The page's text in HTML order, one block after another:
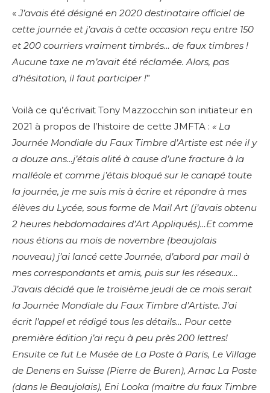
«J’avais été désigné en 2020 destinataire officiel de
cette journée et j’avais à cette occasion reçu entre 150
et 200 courriers vraiment timbrés… de faux timbres !
Aucune taxe ne m’avait été réclamée. Alors, pas
d’hésitation, il faut participer !”
Voilà ce qu’écrivait Tony Mazzocchin son initiateur en
2021 à propos de l’histoire de cette JMFTA : « La
Journée Mondiale du Faux Timbre d’Artiste est née il y
a douze ans…j’étais alité à cause d’une fracture à la
malléole et comme j’étais bloqué sur le canapé toute
la journée, je me suis mis à écrire et répondre à mes
élèves du Lycée, sous forme de Mail Art (j’avais obtenu
2 heures hebdomadaires d’Art Appliqués)…Et comme
nous étions au mois de novembre (beaujolais
nouveau) j’ai lancé cette Journée, d’abord par mail à
mes correspondants et amis, puis sur les réseaux…
J’avais décidé que le troisième jeudi de ce mois serait
la Journée Mondiale du Faux Timbre d’Artiste. J’ai
écrit l’appel et rédigé tous les détails… Pour cette
première édition j’ai reçu à peu près 200 lettres!
Ensuite ce fut Le Musée de La Poste à Paris, Le Village
de Denens en Suisse (Pierre de Buren), Arnac La Poste
(dans le Beaujolais), Eni Looka (maitre du faux Timbre